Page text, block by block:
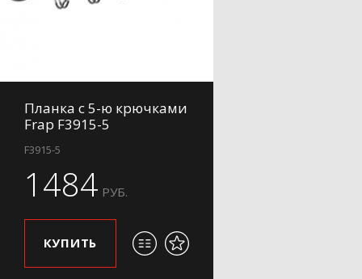
Планка с 5-ю крючками
Frap F3915-5
F3915-5
1484 РУБ.
КУПИТЬ